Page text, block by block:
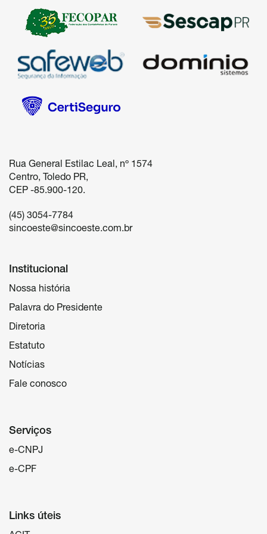
Rua General Estilac Leal, nº 1574
Centro, Toledo PR,
(45) 3054-7784
sincoeste@sincoeste.com.br
Institucional
Nossa história
Palavra do Presidente
Diretoria
Estatuto
Notícias
Fale conosco
Serviços
e-CNPJ
e-CPF
Links úteis